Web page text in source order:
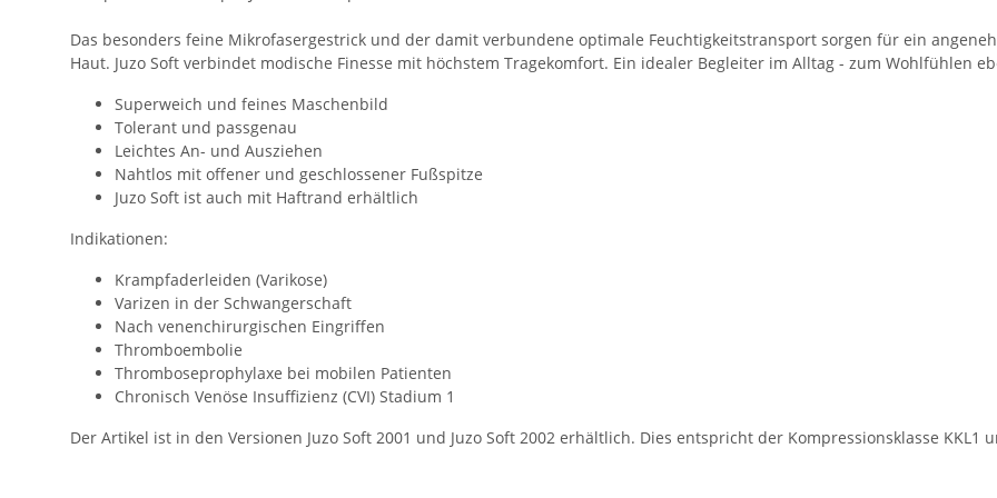
Das besonders feine Mikrofasergestrick und der damit verbundene optimale Feuchtigkeitstransport sorgen für ein
Haut. Juzo Soft verbindet modische Finesse mit höchstem Tragekomfort. Ein idealer Begleiter im Alltag - zum Wohlfühlen
Superweich und feines Maschenbild
Tolerant und passgenau
Leichtes An- und Ausziehen
Nahtlos mit offener und geschlossener Fußspitze
Juzo Soft ist auch mit Haftrand erhältlich
Indikationen:
Krampfaderleiden (Varikose)
Varizen in der Schwangerschaft
Nach venenchirurgischen Eingriffen
Thromboembolie
Thromboseprophylaxe bei mobilen Patienten
Chronisch Venöse Insuffizienz (CVI) Stadium 1
Der Artikel ist in den Versionen Juzo Soft 2001 und Juzo Soft 2002 erhältlich. Dies entspricht der Kompressionsklasse KKL1